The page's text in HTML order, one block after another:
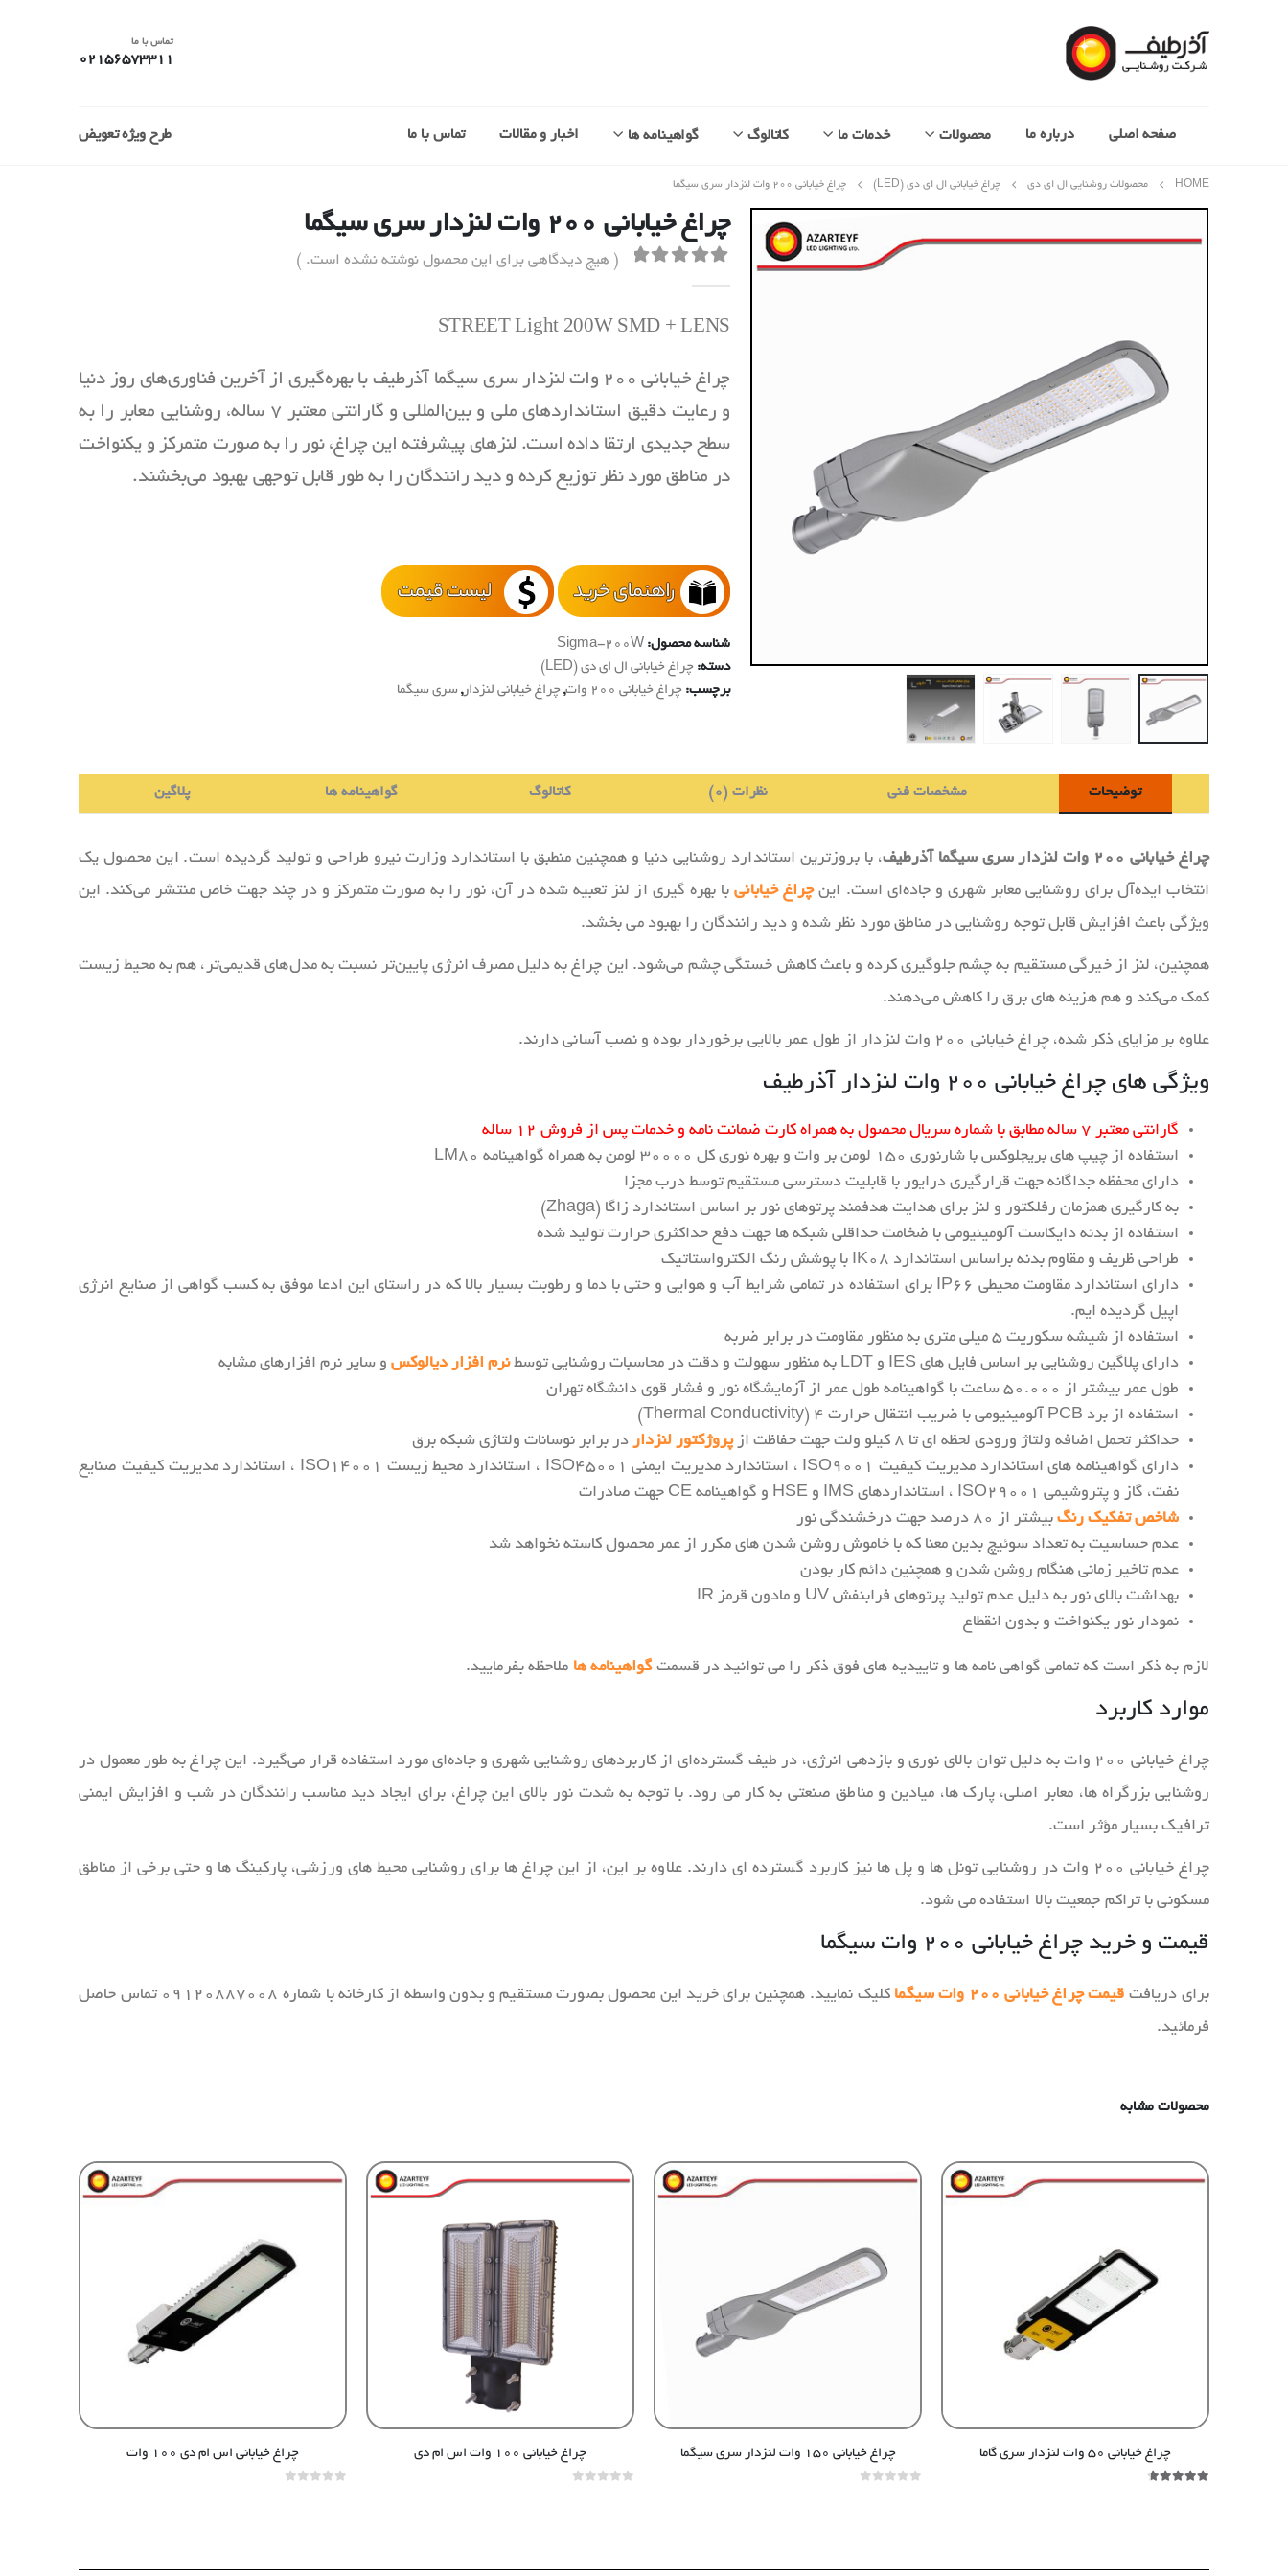
تماس با ما
02156573311
صفحه اصلی درباره ما محصولات خدمات ما کاتالوگ گواهینامه ها اخبار و مقالات تماس با ما طرح ویژه تعویض
HOME محصولات روشنایی ال ای دی چراغ خیابانی ال ای دی (LED) چراغ خیابانی ۲۰۰ وات لنزدار سری سیگما
چراغ خیابانی ۲۰۰ وات لنزدار سری سیگما
( هیچ دیدگاهی برای این محصول نوشته نشده است. )
STREET Light 200W SMD + LENS
چراغ خیابانی 200 وات لنزدار سری سیگما آذرطیف با بهره‌گیری از آخرین فناوری‌های روز دنیا
و رعایت دقیق استانداردهای ملی و بین‌المللی و گارانتی معتبر 7 ساله، روشنایی معابر را به
سطح جدیدی ارتقا داده است. لنزهای پیشرفته این چراغ، نور را به صورت متمرکز و یکنواخت
در مناطق مورد نظر توزیع کرده و دید رانندگان را به طور قابل توجهی بهبود می‌بخشند.
شناسه محصول: Sigma-200W
دسته: چراغ خیابانی ال ای دی (LED)
برچسب: چراغ خیابانی 200 وات , چراغ خیابانی لنزدار, سری سیگما
توضیحات مشخصات فنی نظرات (0) کاتالوگ گواهینامه ها پلاگین
چراغ خیابانی ۲۰۰ وات لنزدار سری سیگما آذرطیف
، با بروزترین استاندارد روشنایی دنیا و همچنین منطبق با استاندارد وزارت نیرو طراحی و تولید گردیده است. این محصول یک
انتخاب ایده‌آل برای روشنایی معابر شهری و جاده‌ای است. اینچراغ خیابانیبا بهره گیری از لنز تعبیه شده در آن، نور را به صورت متمرکز و در چند جهت خاص منتشر می‌کند. این
ویژگی باعث افزایش قابل توجه روشنایی در مناطق مورد نظر شده و دید رانندگان را بهبود می‌ بخشد.
همچنین، لنز از خیرگی مستقیم به چشم جلوگیری کرده و باعث کاهش خستگی چشم می‌شود. این چراغ‌ به دلیل مصرف انرژی پایین‌تر نسبت به مدل‌های قدیمی‌تر، هم به محیط زیست
کمک می‌کند و هم هزینه‌ های برق را کاهش می‌دهند.
علاوه بر مزایای ذکر شده، چراغ‌ خیابانی ۲۰۰ وات لنزدار از طول عمر بالایی برخوردار بوده و نصب آسانی دارند.
ویژگی های چراغ خیابانی ۲۰۰ وات لنزدار آذرطیف
گارانتی معتبر ۷ ساله مطابق با شماره سریال محصول به همراه کارت ضمانت نامه و خدمات پس از فروش ۱۲ ساله
استفاده از چیپ های بریجلوکس با شارنوری ۱۵۰ لومن بر وات و بهره نوری کل ۳۰۰۰۰ لومن به همراه گواهینامه LM80
دارای محفظه جداگانه جهت قرارگیری درایور با قابلیت دسترسی مستقیم توسط درب مجزا
به کارگیری همزمان رفلکتور و لنز برای هدایت هدفمند پرتوهای نور بر اساس استاندارد زاگا (Zhaga)
استفاده از بدنه دایکاست آلومینیومی با ضخامت حداقلی شبکه ها جهت دفع حداکثری حرارت تولید شده
طراحی ظریف و مقاوم بدنه براساس استاندارد IK08 با پوشش رنگ الکترواستاتیک
دارای استاندارد مقاومت محیطی IP66 برای استفاده در تمامی شرایط آب و هوایی و حتی با دما و رطوبت بسیار بالا که در راستای این ادعا موفق به کسب گواهی از صنایع انرژی
اپیل گردیده ایم.
استفاده از شیشه سکوریت ۵ میلی متری به منظور مقاومت در برابر ضربه
دارای پلاگین روشنایی بر اساس فایل های IES و LDT به منظور سهولت و دقت در محاسبات روشنایی توسط
نرم افزار دیالوکس و سایر نرم افزارهای مشابه
طول عمر بیشتر از ۵۰.۰۰۰ ساعت با گواهینامه طول عمر از آزمایشگاه نور و فشار قوی دانشگاه تهران
استفاده از برد PCB آلومینیومی با ضریب انتقال حرارت ۴ (Thermal Conductivity)
حداکثر تحمل اضافه ولتاژ ورودی لحظه ای تا ۸ کیلو ولت جهت حفاظت از
پروژکتور لنزدار در برابر نوسانات ولتاژی شبکه برق
دارای گواهینامه های استاندارد مدیریت کیفیت ISO9001 ، استاندارد مدیریت ایمنی ISO45001 ، استاندارد محیط زیست ISO14001 ، استاندارد مدیریت کیفیت صنایع
نفت، گاز و پتروشیمی ISO29001 ، استانداردهای IMS و HSE و گواهینامه CE جهت صادرات
شاخص تفکیک رنگ بیشتر از ۸۰ درصد جهت درخشندگی نور
عدم حساسیت به تعداد سوئیچ بدین معنا که با خاموش روشن شدن های مکرر از عمر محصول کاسته نخواهد شد
عدم تاخیر زمانی هنگام روشن شدن و همچنین دائم کار بودن
بهداشت بالای نور به دلیل عدم تولید پرتوهای فرابنفش UV و مادون قرمز IR
نمودار نور یکنواخت و بدون انقطاع
لازم به ذکر است که تمامی گواهی نامه ها و تاییدیه های فوق ذکر را می توانید در قسمتگواهینامه ها ملاحظه بفرمایید.
موارد کاربرد
چراغ‌ خیابانی ۲۰۰ وات به دلیل توان بالای نوری و بازدهی انرژی، در طیف گسترده‌ای از کاربردهای روشنایی شهری و جاده‌ای مورد استفاده قرار می‌گیرد. این چراغ‌ به طور معمول در
روشنایی بزرگراه‌ ها، معابر اصلی، پارک‌ ها، میادین و مناطق صنعتی به کار می‌ رود. با توجه به شدت نور بالای این چراغ‌، برای ایجاد دید مناسب رانندگان در شب و افزایش ایمنی
ترافیک بسیار مؤثر است.
چراغ‌ خیابانی ۲۰۰ وات در روشنایی تونل‌ ها و پل‌ ها نیز کاربرد گسترده‌ ای دارند. علاوه بر این، از این چراغ‌ ها برای روشنایی محیط‌ های ورزشی، پارکینگ‌ ها و حتی برخی از مناطق
مسکونی با تراکم جمعیت بالا استفاده می‌ شود.
قیمت و خرید چراغ خیابانی ۲۰۰ وات سیگما
برای دریافت قیمت چراغ خیابانی ۲۰۰ وات سیگما
کلیک نمایید. همچنین برای خرید این محصول بصورت مستقیم و بدون واسطه از کارخانه با شماره ۰۹۱۲۰۸۸۷۰۰۸ تماس حاصل
فرمائید.
محصولات مشابه
چراغ خیابانی ۵۰ وات لنزدار سری گاما چراغ خیابانی ۱۵۰ وات لنزدار سری سیگما چراغ خیابانی ۱۰۰ وات اس ام دی چراغ خیابانی اس ام دی ۱۰۰ وات